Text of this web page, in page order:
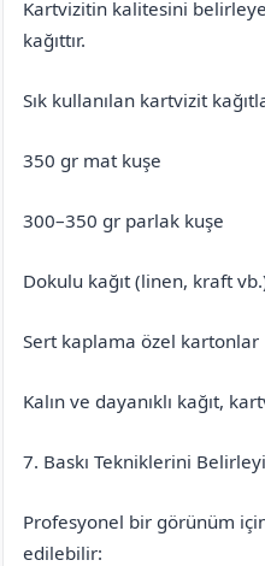
Kartvizitin kalitesini
kağıttır.
Sık kullanılan kartvizit
350 gr mat kuşe
300–350 gr parlak kuşe
Dokulu kağıt (linen, kraft
Sert kaplama özel kartonlar
Kalın ve dayanıklı kağıt,
7. Baskı Tekniklerini
Profesyonel bir görünüm
edilebilir: